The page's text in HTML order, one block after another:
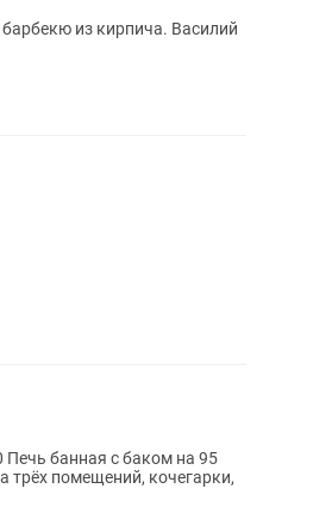
из кирпича. Василий
трёх помещений, кочегарки,